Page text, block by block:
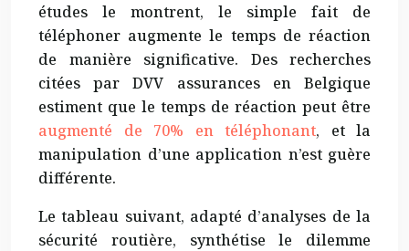
études le montrent, le simple fait de
téléphoner augmente le temps de réaction
de manière significative. Des recherches
citées par DVV assurances en Belgique
estiment que le temps de réaction peut être
augmenté de 70% en téléphonant, et la
manipulation d’une application n’est guère
différente.
Le tableau suivant, adapté d’analyses de la
sécurité routière, synthétise le dilemme